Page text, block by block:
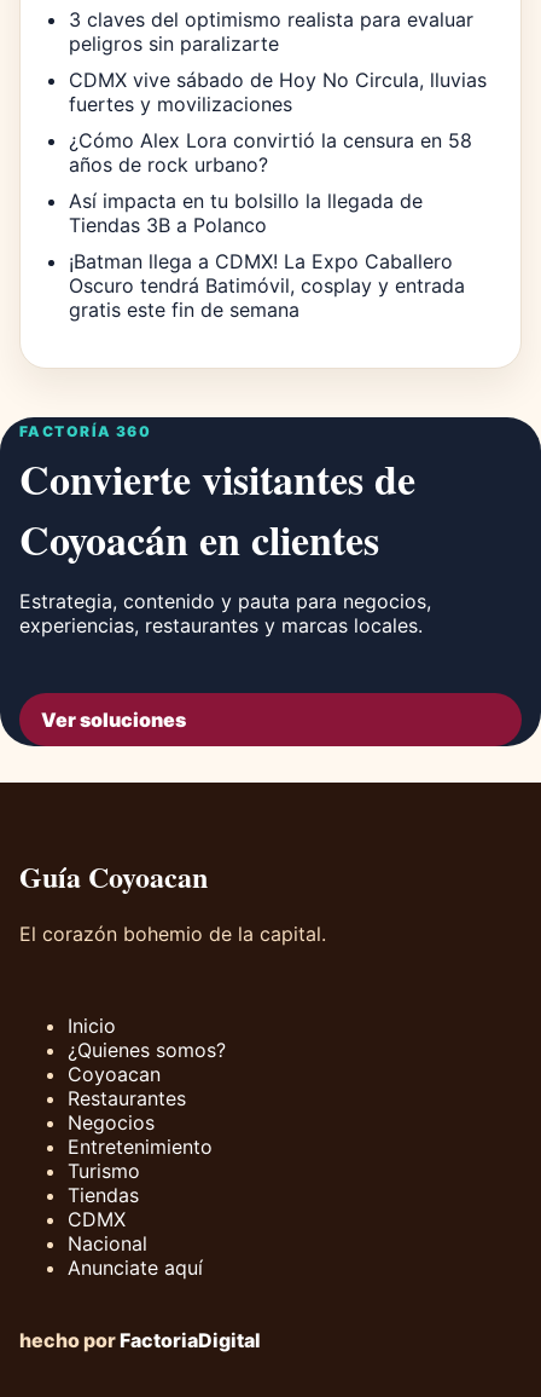
3 claves del optimismo realista para evaluar
peligros sin paralizarte
CDMX vive sábado de Hoy No Circula, lluvias
fuertes y movilizaciones
¿Cómo Alex Lora convirtió la censura en 58
años de rock urbano?
Así impacta en tu bolsillo la llegada de
Tiendas 3B a Polanco
¡Batman llega a CDMX! La Expo Caballero
Oscuro tendrá Batimóvil, cosplay y entrada
gratis este fin de semana
FACTORÍA 360
Convierte visitantes de
Coyoacán en clientes
Estrategia, contenido y pauta para negocios,
experiencias, restaurantes y marcas locales.
Ver soluciones
Guía Coyoacan
El corazón bohemio de la capital.
Inicio
¿Quienes somos?
Coyoacan
Restaurantes
Negocios
Entretenimiento
Turismo
Tiendas
CDMX
Nacional
Anunciate aquí
hecho porFactoriaDigital